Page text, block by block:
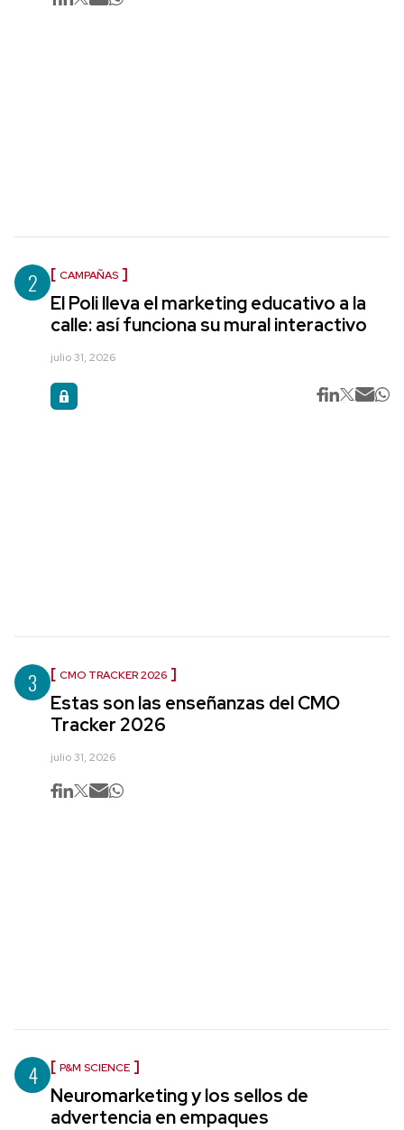
2 CAMPAÑAS
El Poli lleva el marketing educativo a la
calle: así funciona su mural interactivo
julio 31, 2026
3 CMO TRACKER 2026
Estas son las enseñanzas del CMO
Tracker 2026
julio 31, 2026
4 P&M SCIENCE
Neuromarketing y los sellos de
advertencia en empaques